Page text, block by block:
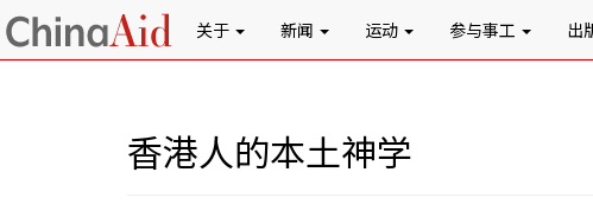
关于 新闻 运动 参与事工 出
香港人的本土神学